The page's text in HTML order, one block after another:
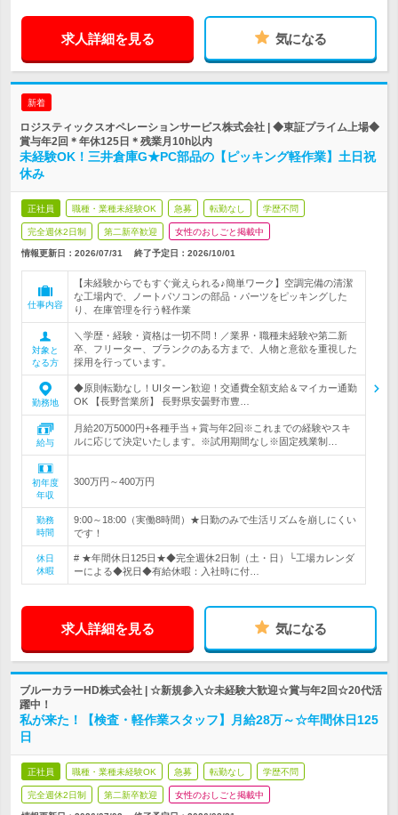
求人詳細を見る 気になる
新着
ロジスティックスオペレーションサービス株式会社 | ◆東証プライム上場◆
賞与年2回＊年休125日＊残業月10h以内
未経験OK！三井倉庫G★PC部品の【ピッキング軽作業】土日祝
休み
正社員 職種・業種未経験OK 急募 転勤なし 学歴不問
完全週休2日制 第二新卒歓迎 女性のおしごと掲載中
情報更新日：2026/07/31 終了予定日： 2026/10/01
仕事内容
【未経験からでもすぐ覚えられる♪簡単ワーク】空調完備の清潔
な工場内で、ノートパソコンの部品・パーツをピッキングした
り、在庫管理を行う軽作業
対象と
なる方
＼学歴・経験・資格は一切不問！／業界・職種未経験や第二新
卒、フリーター、ブランクのある方まで、人物と意欲を重視した
採用を行っています。
勤務地
◆原則転勤なし！UIターン歓迎！交通費全額支給＆マイカー通勤
OK 【長野営業所】 長野県安曇野市豊…
給与
月給20万5000円+各種手当＋賞与年2回※これまでの経験やスキ
ルに応じて決定いたします。※試用期間なし※固定残業制…
初年度
年収
300万円～400万円
勤務
時間
9:00～18:00（実働8時間）★日勤のみで生活リズムを崩しにくい
です！
休日
休暇
# ★年間休日125日★◆完全週休2日制（土・日）└工場カレンダ
ーによる◆祝日◆有給休暇：入社時に付…
求人詳細を見る 気になる
ブルーカラーHD株式会社 | ☆新規参入☆未経験大歓迎☆賞与年2回☆20代活
躍中！
私が来た！【検査・軽作業スタッフ】月給28万～☆年間休日125
日
正社員 職種・業種未経験OK 急募 転勤なし 学歴不問
完全週休2日制 第二新卒歓迎 女性のおしごと掲載中